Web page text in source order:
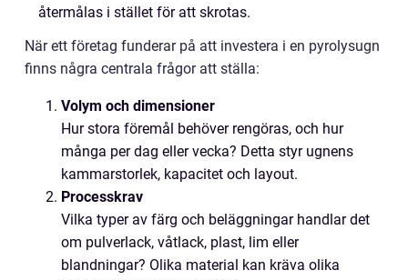
återmålas i stället för att skrotas.
När ett företag funderar på att investera i en pyrolysugn
finns några centrala frågor att ställa:
Volym och dimensioner
Hur stora föremål behöver rengöras, och hur
många per dag eller vecka? Detta styr ugnens
kammarstorlek, kapacitet och layout.
Processkrav
Vilka typer av färg och beläggningar handlar det
om pulverlack, våtlack, plast, lim eller
blandningar? Olika material kan kräva olika